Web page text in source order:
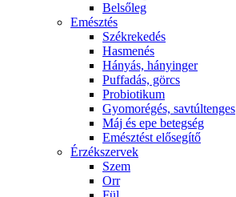
Belsőleg
Emésztés
Székrekedés
Hasmenés
Hányás, hányinger
Puffadás, görcs
Probiotikum
Gyomorégés, savtúltenges
Máj és epe betegség
Emésztést elősegítő
Érzékszervek
Szem
Orr